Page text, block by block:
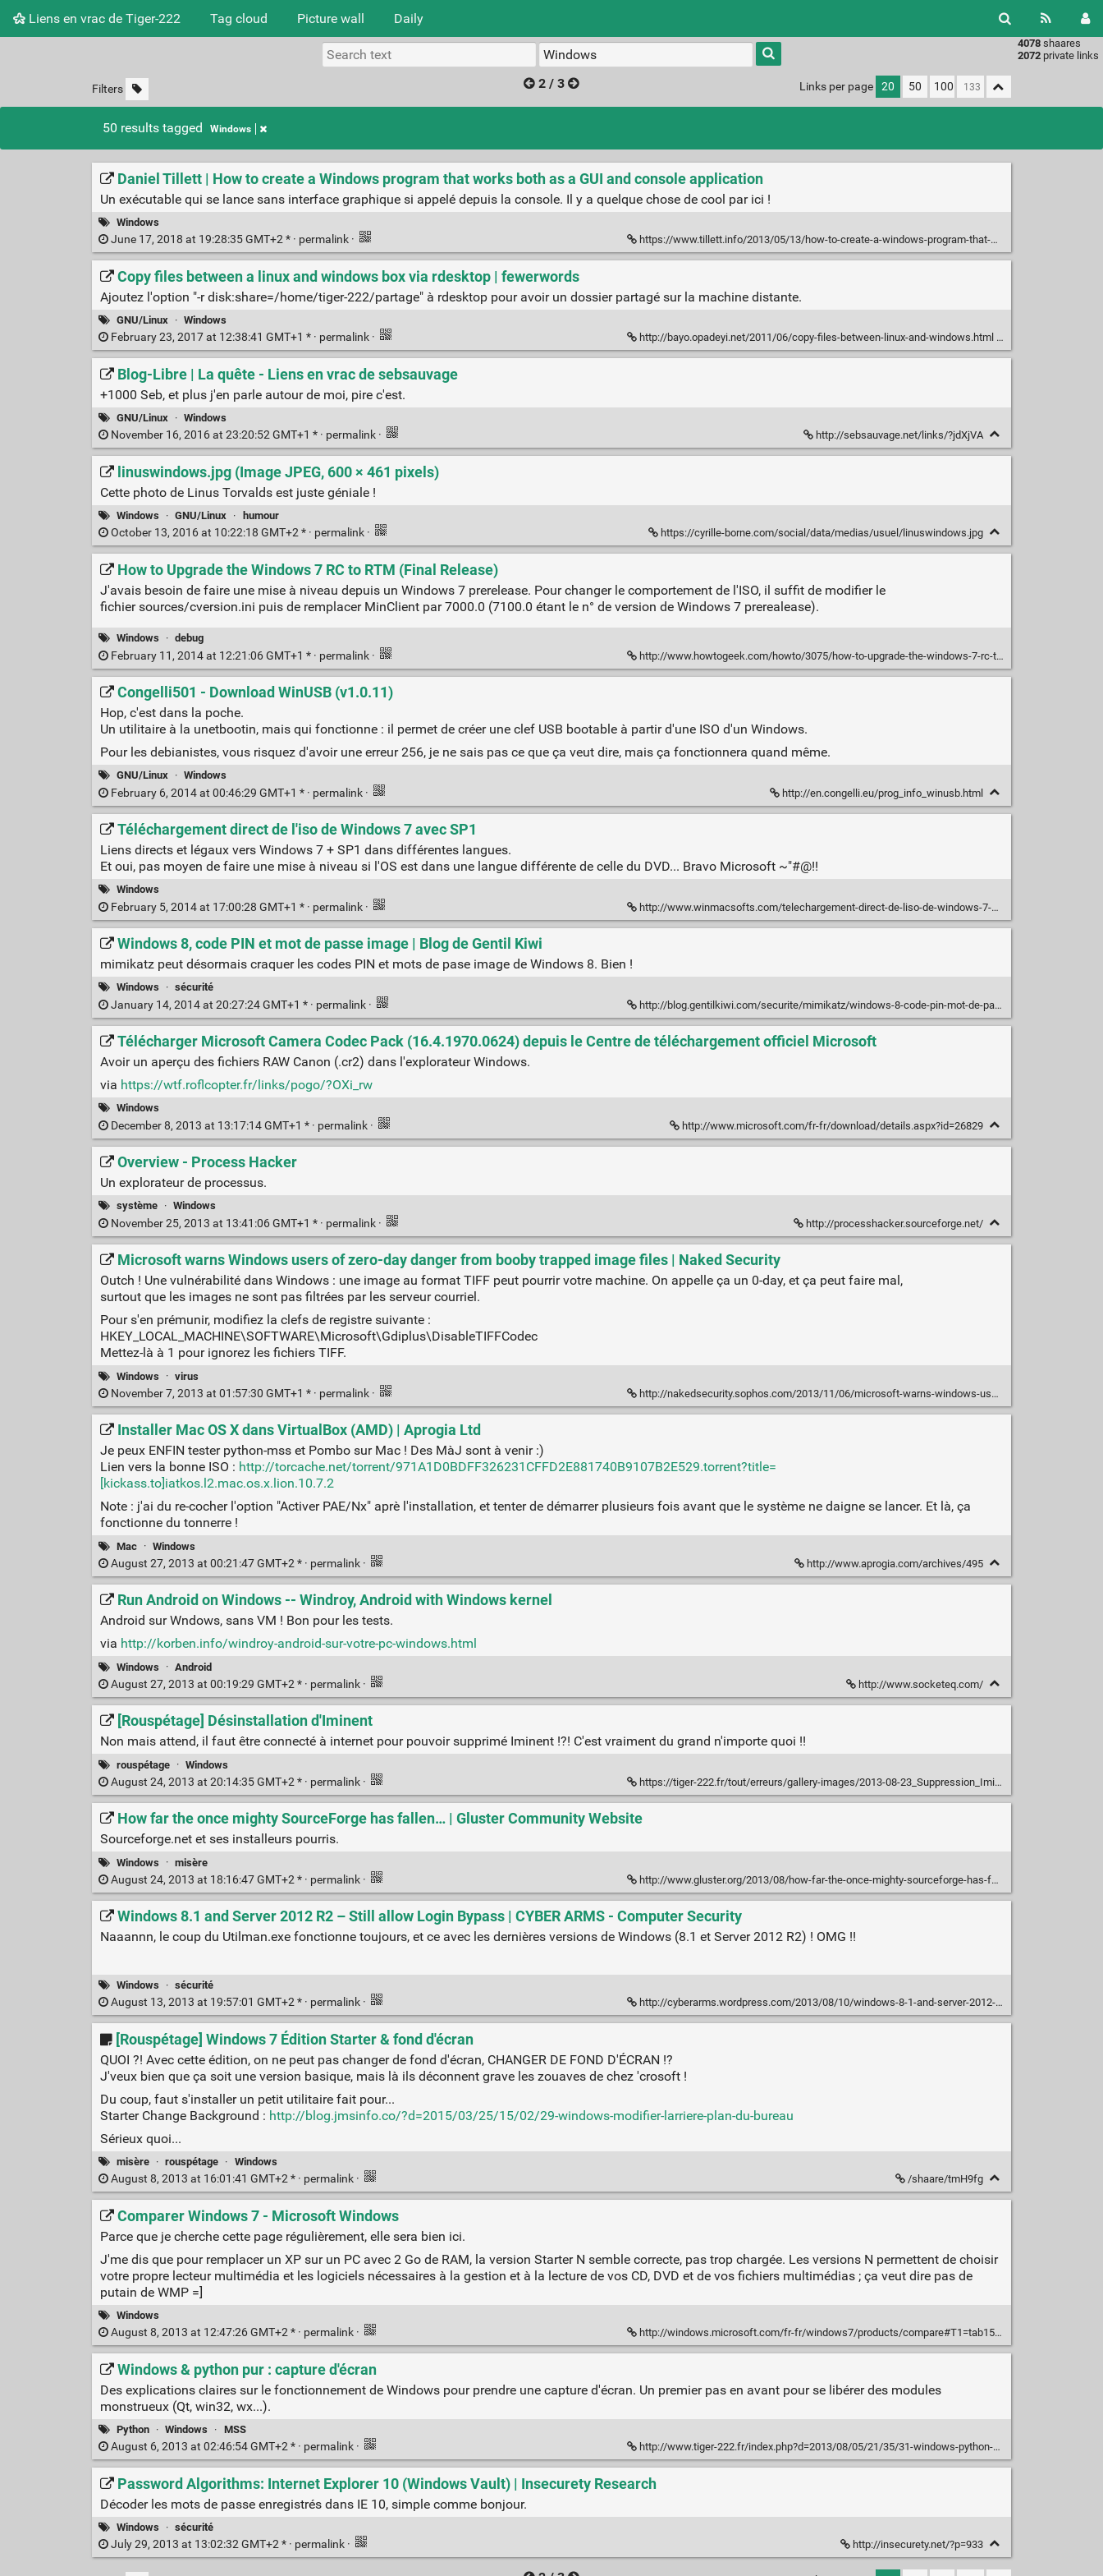
Liens en vrac de Tiger-222 Tag cloud Picture wall Daily
4078 shaares
2072 private links
Type 1 or
more
characters
results.
Filters 2 / 3 Links per page 20 50 100
50 results tagged Windows
Daniel Tillett | How to create a Windows program that works both as a GUI and console application
Un exécutable qui se lance sans interface graphique si appelé depuis la console. Il y a quelque chose de cool par ici !
Windows
June 17, 2018 at 19:28:35 GMT+2 * · permalink · https://www.tillett.info/2013/05/13/how-to-create-a-windows-program-that-works-as-both-as-a-gui-and-console-application/
Copy files between a linux and windows box via rdesktop | fewerwords
Ajoutez l'option "-r disk:share=/home/tiger-222/partage" à rdesktop pour avoir un dossier partagé sur la machine distante.
GNU/Linux · Windows
February 23, 2017 at 12:38:41 GMT+1 * · permalink · http://bayo.opadeyi.net/2011/06/copy-files-between-linux-and-windows.html
Blog-Libre | La quête - Liens en vrac de sebsauvage
+1000 Seb, et plus j'en parle autour de moi, pire c'est.
GNU/Linux · Windows
November 16, 2016 at 23:20:52 GMT+1 * · permalink · http://sebsauvage.net/links/?jdXjVA
linuswindows.jpg (Image JPEG, 600 × 461 pixels)
Cette photo de Linus Torvalds est juste géniale !
Windows · GNU/Linux · humour
October 13, 2016 at 10:22:18 GMT+2 * · permalink · https://cyrille-borne.com/social/data/medias/usuel/linuswindows.jpg
How to Upgrade the Windows 7 RC to RTM (Final Release)
J'avais besoin de faire une mise à niveau depuis un Windows 7 prerelease. Pour changer le comportement de l'ISO, il suffit de modifier le
fichier sources/cversion.ini puis de remplacer MinClient par 7000.0 (7100.0 étant le n° de version de Windows 7 prerealease).
Windows · debug
February 11, 2014 at 12:21:06 GMT+1 * · permalink · http://www.howtogeek.com/howto/3075/how-to-upgrade-the-windows-7-rc-to-rtm/
Congelli501 - Download WinUSB (v1.0.11)
Hop, c'est dans la poche.
Un utilitaire à la unetbootin, mais qui fonctionne : il permet de créer une clef USB bootable à partir d'une ISO d'un Windows.
Pour les debianistes, vous risquez d'avoir une erreur 256, je ne sais pas ce que ça veut dire, mais ça fonctionnera quand même.
GNU/Linux · Windows
February 6, 2014 at 00:46:29 GMT+1 * · permalink · http://en.congelli.eu/prog_info_winusb.html
Téléchargement direct de l'iso de Windows 7 avec SP1
Liens directs et légaux vers Windows 7 + SP1 dans différentes langues.
Et oui, pas moyen de faire une mise à niveau si l'OS est dans une langue différente de celle du DVD... Bravo Microsoft ~"#@!!
Windows
February 5, 2014 at 17:00:28 GMT+1 * · permalink · http://www.winmacsofts.com/telechargement-direct-de-liso-de-windows-7-avec-sp1/
Windows 8, code PIN et mot de passe image | Blog de Gentil Kiwi
mimikatz peut désormais craquer les codes PIN et mots de pase image de Windows 8. Bien !
Windows · sécurité
January 14, 2014 at 20:27:24 GMT+1 * · permalink · http://blog.gentilkiwi.com/securite/mimikatz/windows-8-code-pin-mot-de-passe-image
Télécharger Microsoft Camera Codec Pack (16.4.1970.0624) depuis le Centre de téléchargement officiel Microsoft
Avoir un aperçu des fichiers RAW Canon (.cr2) dans l'explorateur Windows.
via https://wtf.roflcopter.fr/links/pogo/?OXi_rw
Windows
December 8, 2013 at 13:17:14 GMT+1 * · permalink · http://www.microsoft.com/fr-fr/download/details.aspx?id=26829
Overview - Process Hacker
Un explorateur de processus.
système · Windows
November 25, 2013 at 13:41:06 GMT+1 * · permalink · http://processhacker.sourceforge.net/
Microsoft warns Windows users of zero-day danger from booby trapped image files | Naked Security
Outch ! Une vulnérabilité dans Windows : une image au format TIFF peut pourrir votre machine. On appelle ça un 0-day, et ça peut faire mal,
surtout que les images ne sont pas filtrées par les serveur courriel.
Pour s'en prémunir, modifiez la clefs de registre suivante :
HKEY_LOCAL_MACHINE\SOFTWARE\Microsoft\Gdiplus\DisableTIFFCodec
Mettez-là à 1 pour ignorez les fichiers TIFF.
Windows · virus
November 7, 2013 at 01:57:30 GMT+1 * · permalink · http://nakedsecurity.sophos.com/2013/11/06/microsoft-warns-windows-users-of-zero-day-danger-from-booby-trapped-image-files/
Installer Mac OS X dans VirtualBox (AMD) | Aprogia Ltd
Je peux ENFIN tester python-mss et Pombo sur Mac ! Des MàJ sont à venir :)
Lien vers la bonne ISO : http://torcache.net/torrent/971A1D0BDFF326231CFFD2E881740B9107B2E529.torrent?title=
[kickass.to]iatkos.l2.mac.os.x.lion.10.7.2
Note : j'ai du re-cocher l'option "Activer PAE/Nx" aprè l'installation, et tenter de démarrer plusieurs fois avant que le système ne daigne se lancer. Et là, ça
fonctionne du tonnerre !
Mac · Windows
August 27, 2013 at 00:21:47 GMT+2 * · permalink · http://www.aprogia.com/archives/495
Run Android on Windows -- Windroy, Android with Windows kernel
Android sur Wndows, sans VM ! Bon pour les tests.
via http://korben.info/windroy-android-sur-votre-pc-windows.html
Windows · Android
August 27, 2013 at 00:19:29 GMT+2 * · permalink · http://www.socketeq.com/
[Rouspétage] Désinstallation d'Iminent
Non mais attend, il faut être connecté à internet pour pouvoir supprimé Iminent !?! C'est vraiment du grand n'importe quoi !!
rouspétage · Windows
August 24, 2013 at 20:14:35 GMT+2 * · permalink · https://tiger-222.fr/tout/erreurs/gallery-images/2013-08-23_Suppression_Iminent.jpg
How far the once mighty SourceForge has fallen… | Gluster Community Website
Sourceforge.net et ses installeurs pourris.
Windows · misère
August 24, 2013 at 18:16:47 GMT+2 * · permalink · http://www.gluster.org/2013/08/how-far-the-once-mighty-sourceforge-has-fallen/
Windows 8.1 and Server 2012 R2 – Still allow Login Bypass | CYBER ARMS - Computer Security
Naaannn, le coup du Utilman.exe fonctionne toujours, et ce avec les dernières versions de Windows (8.1 et Server 2012 R2) ! OMG !!
Windows · sécurité
August 13, 2013 at 19:57:01 GMT+2 * · permalink · http://cyberarms.wordpress.com/2013/08/10/windows-8-1-and-server-2012-r2-still-allow-login-bypass/
[Rouspétage] Windows 7 Édition Starter & fond d'écran
QUOI ?! Avec cette édition, on ne peut pas changer de fond d'écran, CHANGER DE FOND D'ÉCRAN !?
J'veux bien que ça soit une version basique, mais là ils déconnent grave les zouaves de chez 'crosoft !
Du coup, faut s'installer un petit utilitaire fait pour...
Starter Change Background : http://blog.jmsinfo.co/?d=2015/03/25/15/02/29-windows-modifier-larriere-plan-du-bureau
Sérieux quoi...
misère · rouspétage · Windows
August 8, 2013 at 16:01:41 GMT+2 * · permalink · /shaare/tmH9fg
Comparer Windows 7 - Microsoft Windows
Parce que je cherche cette page régulièrement, elle sera bien ici.
J'me dis que pour remplacer un XP sur un PC avec 2 Go de RAM, la version Starter N semble correcte, pas trop chargée. Les versions N permettent de choisir
votre propre lecteur multimédia et les logiciels nécessaires à la gestion et à la lecture de vos CD, DVD et de vos fichiers multimédias ; ça veut dire pas de
putain de WMP =]
Windows
August 8, 2013 at 12:47:26 GMT+2 * · permalink · http://windows.microsoft.com/fr-fr/windows7/products/compare#T1=tab15
Windows & python pur : capture d'écran
Des explications claires sur le fonctionnement de Windows pour prendre une capture d'écran. Un premier pas en avant pour se libérer des modules
monstrueux (Qt, win32, wx...).
Python · Windows · MSS
August 6, 2013 at 02:46:54 GMT+2 * · permalink · http://www.tiger-222.fr/index.php?d=2013/08/05/21/35/31-windows-python-pur-capture-decran
Password Algorithms: Internet Explorer 10 (Windows Vault) | Insecurety Research
Décoder les mots de passe enregistrés dans IE 10, simple comme bonjour.
Windows · sécurité
July 29, 2013 at 13:02:32 GMT+2 * · permalink · http://insecurety.net/?p=933